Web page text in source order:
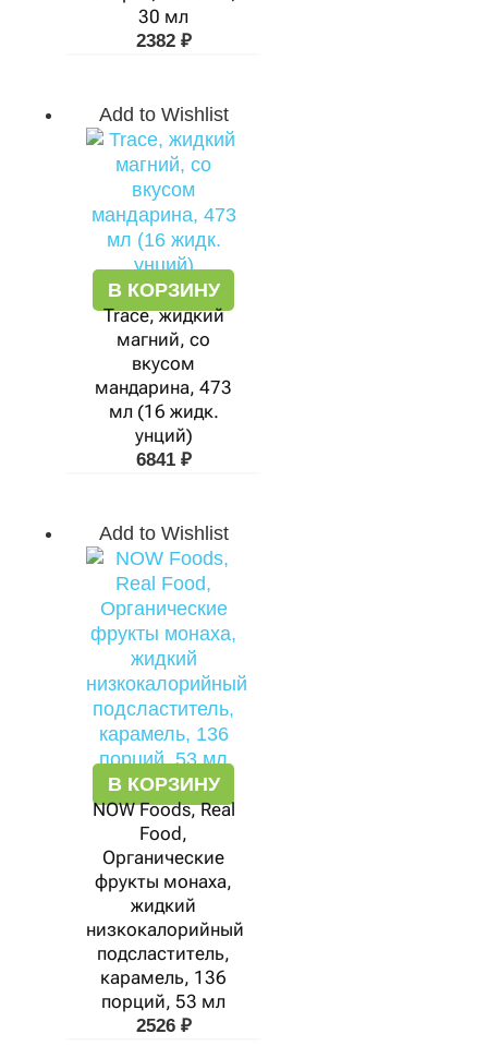
30 мл
2382 ₽
Add to Wishlist
В КОРЗИНУ
Trace, жидкий
магний, со
вкусом
мандарина, 473
мл (16 жидк.
унций)
6841 ₽
Add to Wishlist
В КОРЗИНУ
NOW Foods, Real
Food,
Органические
фрукты монаха,
жидкий
низкокалорийный
подсластитель,
карамель, 136
порций, 53 мл
2526 ₽